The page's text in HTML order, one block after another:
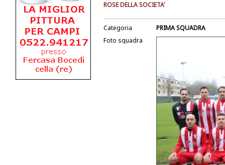
ROSE DELLA SOCIETA'
Categoria
PRIMA SQUADRA
Foto squadra